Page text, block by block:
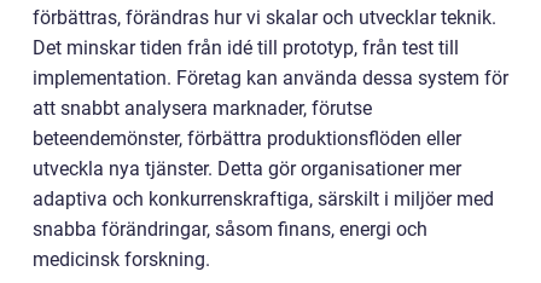
förbättras, förändras hur vi skalar och utvecklar teknik.
Det minskar tiden från idé till prototyp, från test till
implementation. Företag kan använda dessa system för
att snabbt analysera marknader, förutse
beteendemönster, förbättra produktionsflöden eller
utveckla nya tjänster. Detta gör organisationer mer
adaptiva och konkurrenskraftiga, särskilt i miljöer med
snabba förändringar, såsom finans, energi och
medicinsk forskning.